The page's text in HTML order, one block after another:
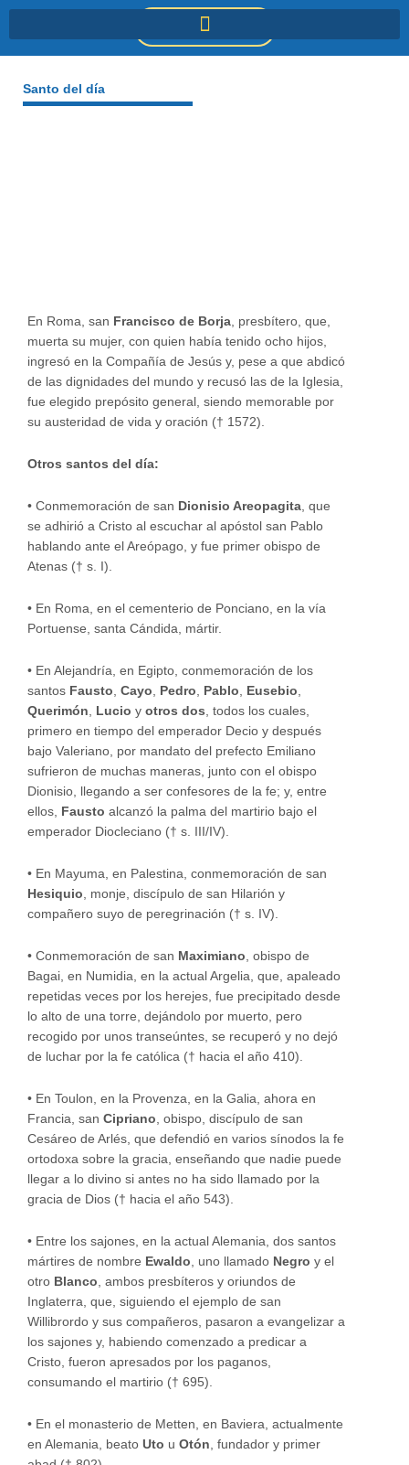
DONACIONES
Santo del día
En Roma, san Francisco de Borja, presbítero, que,
muerta su mujer, con quien había tenido ocho hijos,
ingresó en la Compañía de Jesús y, pese a que abdicó
de las dignidades del mundo y recusó las de la Iglesia,
fue elegido prepósito general, siendo memorable por
su austeridad de vida y oración († 1572).
Otros santos del día:
• Conmemoración de san Dionisio Areopagita, que
se adhirió a Cristo al escuchar al apóstol san Pablo
hablando ante el Areópago, y fue primer obispo de
Atenas († s. I).
• En Roma, en el cementerio de Ponciano, en la vía
Portuense, santa Cándida, mártir.
• En Alejandría, en Egipto, conmemoración de los
santos Fausto Cayo Pedro Pablo Eusebio
Querimón
Lucio y otros dos , todos los cuales,
primero en tiempo del emperador Decio y después
bajo Valeriano, por mandato del prefecto Emiliano
sufrieron de muchas maneras, junto con el obispo
Dionisio, llegando a ser confesores de la fe; y, entre
ellos,
Fausto alcanzó la palma del martirio bajo el
emperador Diocleciano († s. III/IV).
• En Mayuma, en Palestina, conmemoración de san
Hesiquio , monje, discípulo de san Hilarión y
compañero suyo de peregrinación († s. IV).
• Conmemoración de san Maximiano , obispo de
Bagai, en Numidia, en la actual Argelia, que, apaleado
repetidas veces por los herejes, fue precipitado desde
lo alto de una torre, dejándolo por muerto, pero
recogido por unos transeúntes, se recuperó y no dejó
de luchar por la fe católica († hacia el año 410).
• En Toulon, en la Provenza, en la Galia, ahora en
Francia, san Cipriano , obispo, discípulo de san
Cesáreo de Arlés, que defendió en varios sínodos la fe
ortodoxa sobre la gracia, enseñando que nadie puede
llegar a lo divino si antes no ha sido llamado por la
gracia de Dios († hacia el año 543).
• Entre los sajones, en la actual Alemania, dos santos
mártires de nombre Ewaldo , uno llamado Negro y el
otro Blanco , ambos presbíteros y oriundos de
Inglaterra, que, siguiendo el ejemplo de san
Willibrordo y sus compañeros, pasaron a evangelizar a
los sajones y, habiendo comenzado a predicar a
Cristo, fueron apresados por los paganos,
consumando el martirio († 695).
• En el monasterio de Metten, en Baviera, actualmente
en Alemania, beato Uto u Otón , fundador y primer